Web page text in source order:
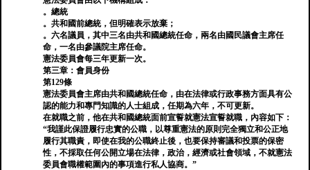
。總統
。共和國前總統，但明確表示放棄；
。六名議員，其中三名由共和國總統任命，兩名由國民議會主席任
命，一名由參議院主席任命。
憲法委員會每三年更新一次。
第三章：會員身份
第129條
憲法委員會主席由共和國總統任命，由在法律或行政事務方面具有公
認的能力和專門知識的人士組成，任期為六年，不可更新。
在就職之前，他在共和國總統面前宣誓就憲法宣誓就職，內容如下：
“我謹此保證履行忠實的公職，以尊重憲法的原則完全獨立和公正地
履行其職責，即使在我的公職終止後，也要保持審議和投票的保密
性，不採取任何公開立場在法律，政治，經濟或社會領域，不就憲法
委員會職權範圍內的事項進行私人協商。”